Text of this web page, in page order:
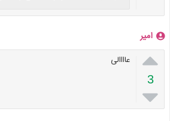
امیر

3

عاااالی